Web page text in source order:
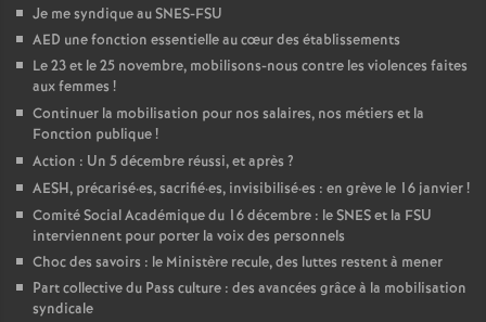
l
é
a
n
s
Je me syndique au SNES-FSU
AED une fonction essentielle au cœur des établissements
Le 23 et le 25 novembre, mobilisons-nous contre les violences faites
aux femmes !
Continuer la mobilisation pour nos salaires, nos métiers et la
Fonction publique!
Action : Un 5 décembre réussi, et après ?
AESH, précarisé·es, sacrifié·es, invisibilisé·es : en grève le 16 janvier!
Comité Social Académique du 16 décembre : le SNES et la FSU
interviennent pour porter la voix des personnels
Choc des savoirs : le Ministère recule, des luttes restent à mener
Part collective du Pass culture : des avancées grâce à la mobilisation
syndicale